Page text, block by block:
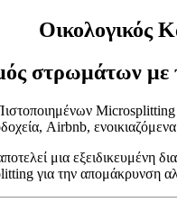
Οικολογικός
στρωμάτων
Microsplitting
Airbnb,
μια εξειδικευμένη
για την